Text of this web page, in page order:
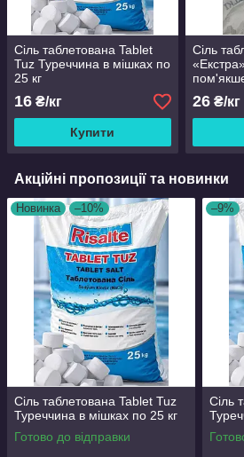
Сіль таблетована Tablet
Tuz Туреччина в мішках по
25 кг
16 ₴/кг
Купити
Сіль
26₴/кг
Акційні пропозиції та новинки
Новинка –10%
Сіль таблетована Tablet Tuz
Туреччина в мішках по 25 кг
Готово до відправки
–9%
Сіль